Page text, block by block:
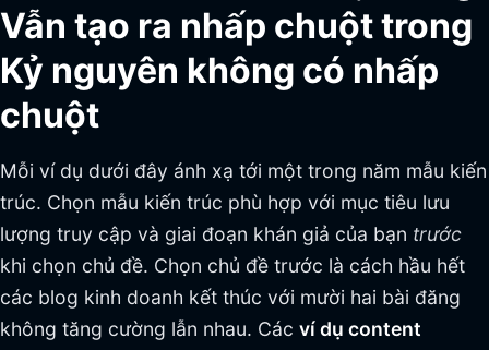
Vẫn tạo ra nhấp chuột trong
Kỷ nguyên không có nhấp
chuột
Mỗi ví dụ dưới đây ánh xạ tới một trong năm mẫu kiến
trúc. Chọn mẫu kiến trúc phù hợp với mục tiêu lưu
lượng truy cập và giai đoạn khán giả của bạn trước
khi chọn chủ đề. Chọn chủ đề trước là cách hầu hết
các blog kinh doanh kết thúc với mười hai bài đăng
không tăng cường lẫn nhau. Các ví dụ content